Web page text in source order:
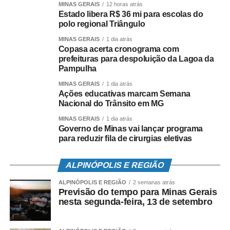
Com relação aos ovos, em 2020 foram produzidas 53
bilhões de unidades, sendo 99,69% destinadas ao
mercado interno, de acordo com números da ABPA. O
Estado de São Paulo é o maior produtor do país.
O consumo per capita de ovos tem apresentado
crescimento ao longo dos anos. Em 2020, cada habitante
consumiu em média 251 unidades. Já em 2019, o total
chegou a 230 unidades. A carne de frango também está
presente em todas as classes sociais e 80% da
população brasileira come no mínimo de duas a três
vezes por semana. No ano passado, totalizou 45,27
quilos por habitante.
No Brasil, o principal modelo produtivo da avicultura é o
sistema de integração. Na relação contratual, a
agroindústria fornece os insumos, assistência técnica e
MINAS GERAIS 12 horas atrás
Estado libera R$ 36 mi para escolas do
polo regional Triângulo
MINAS GERAIS 1 dia atrás
Copasa acerta cronograma com
prefeituras para despoluição da Lagoa da
Pampulha
MINAS GERAIS 1 dia atrás
Ações educativas marcam Semana
Nacional do Trânsito em MG
MINAS GERAIS 1 dia atrás
Governo de Minas vai lançar programa
para reduzir fila de cirurgias eletivas
ALPINÓPOLIS E REGIÃO
ALPINÓPOLIS E REGIÃO 2 semanas atrás
Previsão do tempo para Minas Gerais
nesta segunda-feira, 13 de setembro